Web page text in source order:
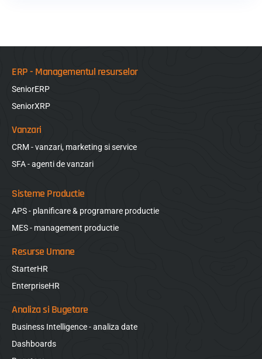
ERP - Managementul resurselor
SeniorERP
SeniorXRP
Vanzari
CRM - vanzari, marketing si service
SFA - agenti de vanzari
Sisteme Productie
APS - planificare & programare productie
MES - management productie
Resurse Umane
StarterHR
EnterpriseHR
Analiza si Bugetare
Business Intelligence - analiza date
Dashboards